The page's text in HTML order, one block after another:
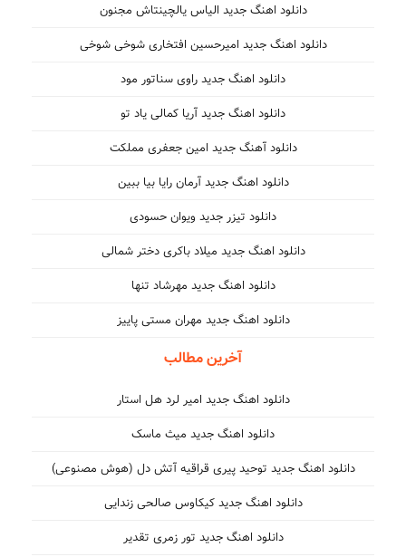
دانلود اهنگ جدید الیاس یالچینتاش مجنون
دانلود اهنگ جدید امیرحسین افتخاری شوخی شوخی
دانلود اهنگ جدید راوی سناتور مود
دانلود اهنگ جدید آریا کمالی یاد تو
دانلود آهنگ جدید امین جعفری مملکت
دانلود اهنگ جدید آرمان رایا بیا ببین
دانلود تیزر جدید ویوان حسودی
دانلود اهنگ جدید میلاد باکری دختر شمالی
دانلود اهنگ جدید مهرشاد تنها
دانلود اهنگ جدید مهران مستی پاییز
آخرین مطالب
دانلود اهنگ جدید امیر لرد هل استار
دانلود اهنگ جدید میث ماسک
دانلود اهنگ جدید توحید پیری قراقیه آتش دل (هوش مصنوعی)
دانلود اهنگ جدید کیکاوس صالحی زندایی
دانلود اهنگ جدید تور زمری تقدیر